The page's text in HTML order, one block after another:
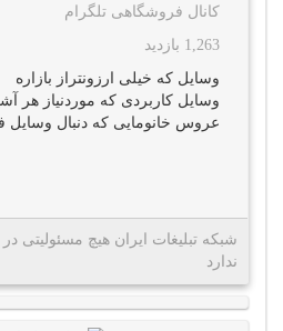
کانال فروشگاهی تلگرام
1,263 بازدید
وسایل که خیلی ارزونتراز بازاره
وسایل کاربردی که موردنیاز هر
عروس خانومایی که دنبال وسایل
شبکه تبلیغات ایران هیچ مسئولیتی
ندارد